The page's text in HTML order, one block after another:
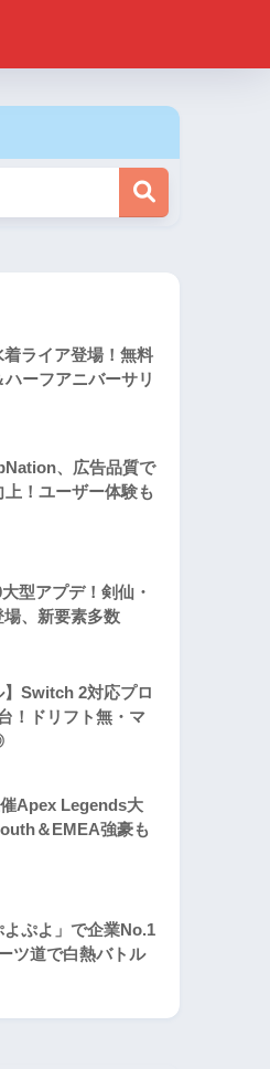
着ライア登場！無料
ハーフアニバーサリ
、広告品質で
上！ユーザー体験も
大型アプデ！剣仙・
、新要素多数
】Switch 2対応プロ
！ドリフト無・マ
Apex Legends大
＆EMEA強豪も
よぷよ」で企業No.1
ツ道で白熱バトル